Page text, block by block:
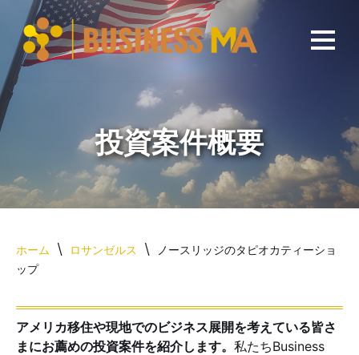
コ
ン
テ
ン
キ
ホーム \ ロサンゼルス \
ノースリッジのタピオカティーショ
ップ
アメリカ移住や現地でのビジネス展開を考えている皆さ
まにお薦めの投資案件を紹介します。 私たちBusiness